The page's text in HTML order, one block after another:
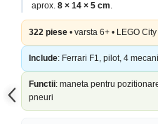
aprox. 8 × 14 × 5 cm.
322 piese • varsta 6+ • LEGO City
Include: Ferrari F1, pilot, 4
Functii: maneta pentru
pneuri